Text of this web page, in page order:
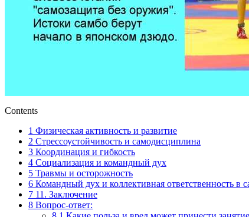
Contents
1 Физическая активность и развитие
2 Стрессоустойчивость и самодисциплина
3 Координация и гибкость
4 Социализация и командный дух
5 Травмы и осторожность
6 Командный дух и коллективная ответственность в
7 11. Заключение
8 Вопрос-ответ: